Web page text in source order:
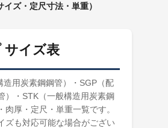
ズ・定尺寸法・単重）
サイズ表
造用炭素鋼鋼管）・SGP（配
）・STK（一般構造用炭素鋼
肉厚・定尺・単重一覧です。
ズも対応可能な場合がござい